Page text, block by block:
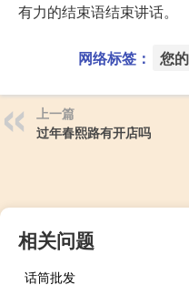
有力的结束语结束讲话。
网络标签： 您的
上一篇
过年春熙路有开店吗
相关问题
话筒批发